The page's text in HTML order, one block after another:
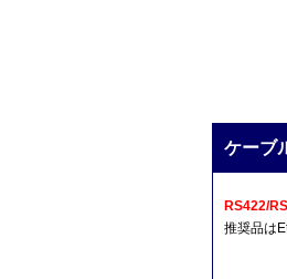
ケーブ
RS422/
推奨品は